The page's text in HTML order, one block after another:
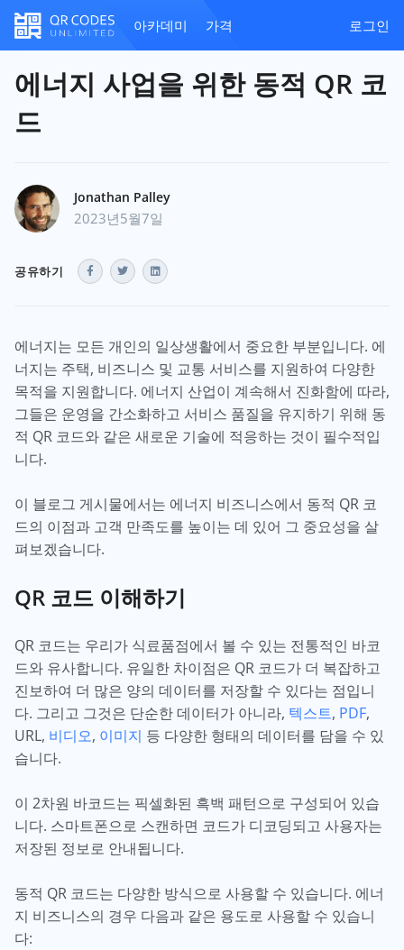
아카데미 가격 로그인
에너지 사업을 위한 동적 QR 코
드
Jonathan Palley
2023년5월7일
공유하기
에너지는 모든 개인의 일상생활에서 중요한 부분입니다. 에
너지는 주택, 비즈니스 및 교통 서비스를 지원하여 다양한
목적을 지원합니다. 에너지 산업이 계속해서 진화함에 따라,
그들은 운영을 간소화하고 서비스 품질을 유지하기 위해 동
적 QR 코드와 같은 새로운 기술에 적응하는 것이 필수적입
니다.
이 블로그 게시물에서는 에너지 비즈니스에서 동적 QR 코
드의 이점과 고객 만족도를 높이는 데 있어 그 중요성을 살
펴보겠습니다.
QR 코드 이해하기
QR 코드는 우리가 식료품점에서 볼 수 있는 전통적인 바코
드와 유사합니다. 유일한 차이점은 QR 코드가 더 복잡하고
진보하여 더 많은 양의 데이터를 저장할 수 있다는 점입니
다. 그리고 그것은 단순한 데이터가 아니라, 텍스트, PDF,
URL, 비디오, 이미지 등 다양한 형태의 데이터를 담을 수 있
습니다.
이 2차원 바코드는 픽셀화된 흑백 패턴으로 구성되어 있습
니다. 스마트폰으로 스캔하면 코드가 디코딩되고 사용자는
저장된 정보로 안내됩니다.
동적 QR 코드는 다양한 방식으로 사용할 수 있습니다. 에너
지 비즈니스의 경우 다음과 같은 용도로 사용할 수 있습니
다: